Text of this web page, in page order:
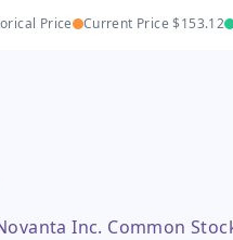
Price Current Price$153.12
Inc. Common